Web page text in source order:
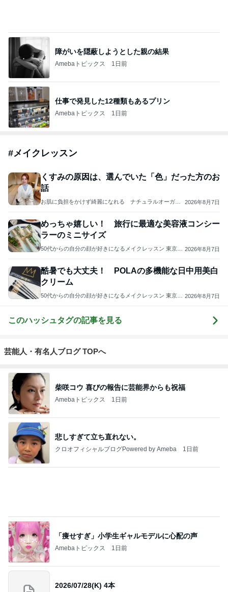
障がいを隠蔽しようとした親の結果
Amebaトピックス 1日前
仕事で発見した12種類もあるプリン
Amebaトピックス 1日前
#メイクレッスン
くすみの原因は、選んでいた「色」だった方のお
話
お肌に負担をかけず綺麗になれる ナチュラルオーガニ
2026年8月7日
めっちゃ嬉しい！ 旅行に最適な美容液コンシー
ラーのミニサイズ
50代からの自分の顔が好きになるメイクレッスン 東京・
2026年8月7日
酷暑でも大丈夫！ POLAの多機能な日中用美白
クリーム
50代からの自分の顔が好きになるメイクレッスン 東京・
2026年8月7日
このハッシュタグの記事を見る
芸能人・有名人ブログ TOPへ
柴咲コウ 喜びの報告に芸能界からも祝福
Amebaトピックス 1日前
悲しすぎて立ち直れない。
クロオフィシャルブログPowered by Ameba 1日前
「痩せすぎ」小学生ギャルモデルに心配の声
Amebaトピックス 1日前
2026/07/28(K) 4本